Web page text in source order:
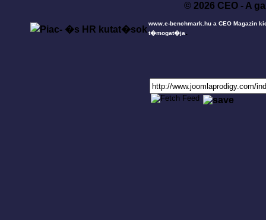
© 2026 CEO - A
www.e-benchmark.hu a CEO Magazin
t�mogat�ja.